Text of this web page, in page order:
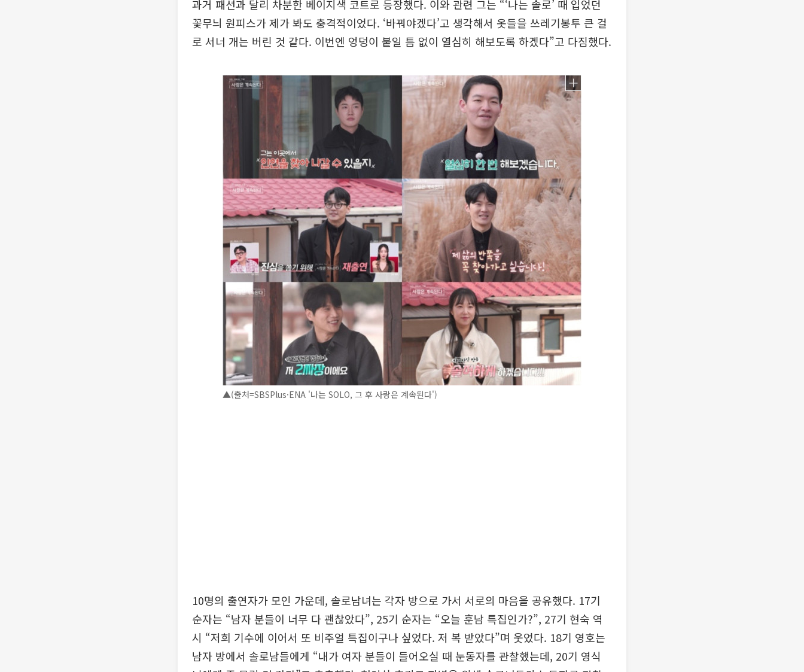
과거 패션과 달리 차분한 베이지색 코트로 등장했다. 이와 관련 그는 “‘나는 솔로’ 때 입었던
꽃무늬 원피스가 제가 봐도 충격적이었다. ‘바꿔야겠다’고 생각해서 옷들을 쓰레기봉투 큰 걸
로 서너 개는 버린 것 같다. 이번엔 엉덩이 붙일 틈 없이 열심히 해보도록 하겠다”고 다짐했다.
▲(출처=SBSPlus·ENA '나는 SOLO, 그 후 사랑은 계속된다')
10명의 출연자가 모인 가운데, 솔로남녀는 각자 방으로 가서 서로의 마음을 공유했다. 17기
순자는 “남자 분들이 너무 다 괜찮았다”, 25기 순자는 “오늘 훈남 특집인가?”, 27기 현숙 역
시 “저희 기수에 이어서 또 비주얼 특집이구나 싶었다. 저 복 받았다”며 웃었다. 18기 영호는
남자 방에서 솔로남들에게 “내가 여자 분들이 들어오실 때 눈동자를 관찰했는데, 20기 영식